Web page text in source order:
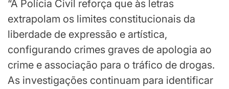
“A Polícia Civil reforça que às letras
extrapolam os limites constitucionais da
liberdade de expressão e artística,
configurando crimes graves de apologia ao
crime e associação para o tráfico de drogas.
As investigações continuam para identificar